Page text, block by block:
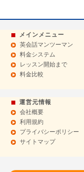
メインメニュー
英会話マンツーマン
料金システム
レッスン開始まで
料金比較
運営元情報
会社概要
利用規約
プライバシーポリシー
サイトマップ